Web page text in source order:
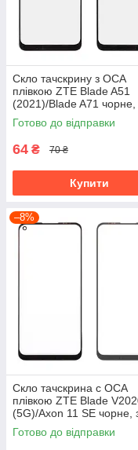
Скло тачскрину з OCA
плівкою ZTE Blade A51
(2021)/Blade A71 чорне,
олеофобним покриттям,
загартоване
Готово до відправки
64 ₴ 70 ₴
Купити
–8%
Скло тачскрина c OCA
плівкою ZTE Blade
(5G)/Axon 11 SE чорне,
олеофобним покриттям,
загартоване
Готово до відправки